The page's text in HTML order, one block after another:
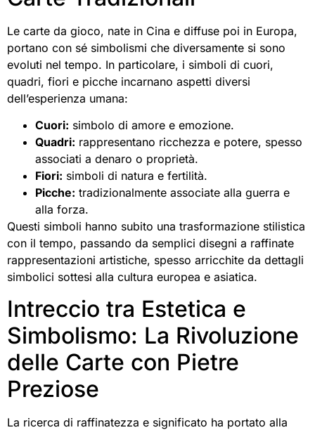
Le carte da gioco, nate in Cina e diffuse poi in Europa,
portano con sé simbolismi che diversamente si sono
evoluti nel tempo. In particolare, i simboli di cuori,
quadri, fiori e picche incarnano aspetti diversi
dell’esperienza umana:
Cuori: simbolo di amore e emozione.
Quadri: rappresentano ricchezza e potere, spesso
associati a denaro o proprietà.
Fiori: simboli di natura e fertilità.
Picche: tradizionalmente associate alla guerra e
alla forza.
Questi simboli hanno subito una trasformazione stilistica
con il tempo, passando da semplici disegni a raffinate
rappresentazioni artistiche, spesso arricchite da dettagli
simbolici sottesi alla cultura europea e asiatica.
Intreccio tra Estetica e
Simbolismo: La Rivoluzione
delle Carte con Pietre
Preziose
La ricerca di raffinatezza e significato ha portato alla